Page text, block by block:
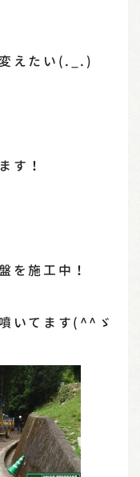
えたい(._.)
す！
を施工中！
いてます(^^ゞ